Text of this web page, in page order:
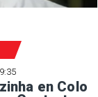
en Colo